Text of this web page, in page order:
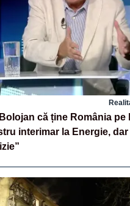
că ține România pe
interimar la Energie,